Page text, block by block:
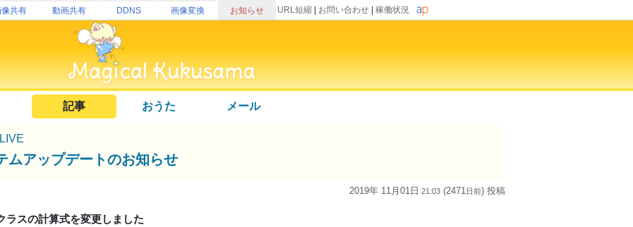
共有 動画共有 DDNS 画像変換 お知らせ URL短縮 お問い合わせ 稼働状況
記事 おうた メール
ムアップデートのお知らせ
2019年 11月01日 21:03 (2471日前) 投稿
ラスの計算式を変更しました